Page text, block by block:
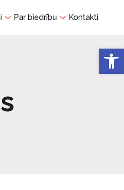
Par biedrību Kontakti